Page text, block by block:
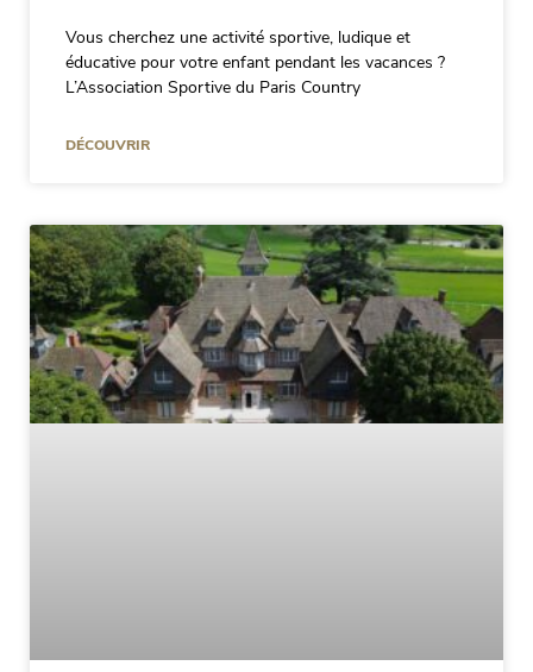
Vous cherchez une activité sportive, ludique et
éducative pour votre enfant pendant les vacances ?
L’Association Sportive du Paris Country
DÉCOUVRIR